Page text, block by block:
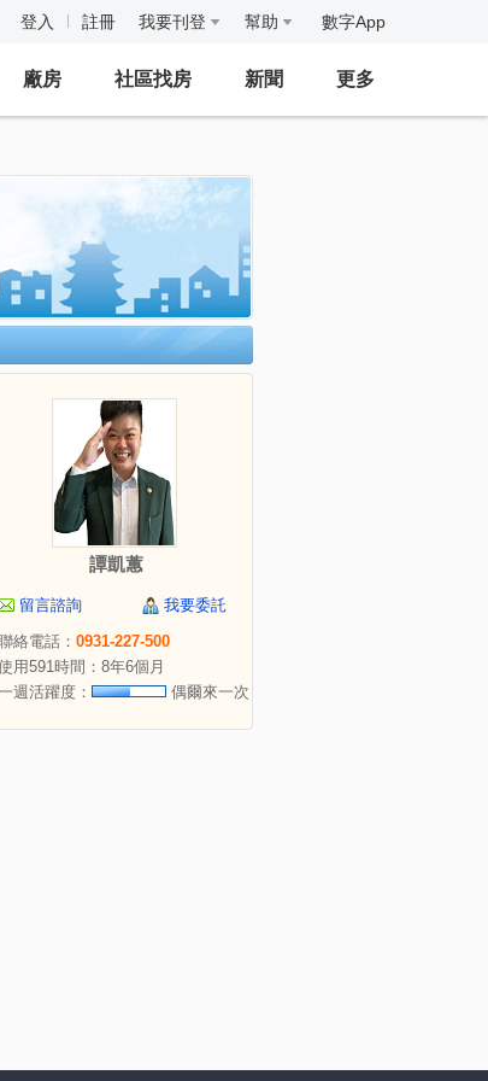
登入 註冊 我要刊登 幫助 數字App
廠房 社區找房 新聞 更多
譚凱蕙
留言諮詢
我要委託
絡電話： 0931-227-500
用591時間：8年6個月
週活躍度：
偶爾來一次